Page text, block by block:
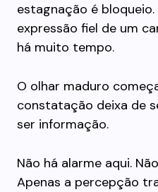
estagnação é bloqueio.
expressão fiel de um
há muito tempo.
O olhar maduro
constatação deixa de
ser informação.
Não há alarme aqui.
Apenas a percepção